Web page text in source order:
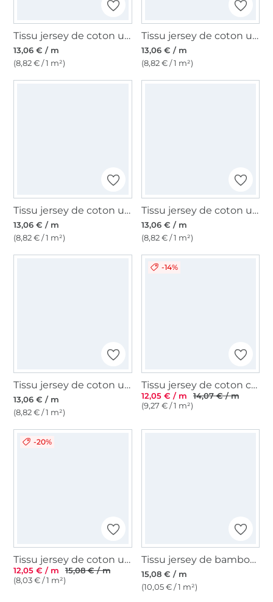
Tissu jersey de coton uni, marron chiné
13,06 € / m
(8,82 € / 1 m²)
Tissu jersey de coton uni, moutarde
13,06 € / m
(8,82 € / 1 m²)
Tissu jersey de coton uni, bleu pétrole clair
13,06 € / m
(8,82 € / 1 m²)
Tissu jersey de coton uni, vert clair
13,06 € / m
(8,82 € / 1 m²)
Tissu jersey de coton uni, rouge magenta
13,06 € / m
(8,82 € / 1 m²)
-14%
Tissu jersey de coton côtelé Emma, cognac
12,05 € / m
14,07 € / m
(9,27 € / 1 m²)
-20%
Tissu jersey de coton uni Emma, vieux rose
12,05 € / m
15,08 € / m
(8,03 € / 1 m²)
Tissu jersey de bambou uni, blanc
15,08 € / m
(10,05 € / 1 m²)